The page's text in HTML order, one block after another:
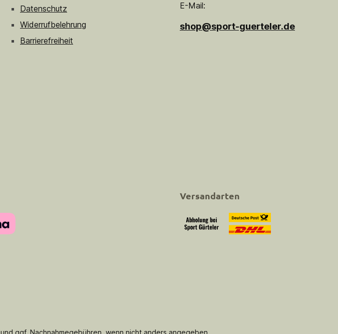
Datenschutz
Widerrufbelehrung
Barrierefreiheit
E-Mail:
shop@sport-guerteler.de
Versandarten
und ggf. Nachnahmegebühren, wenn nicht anders angegeben.